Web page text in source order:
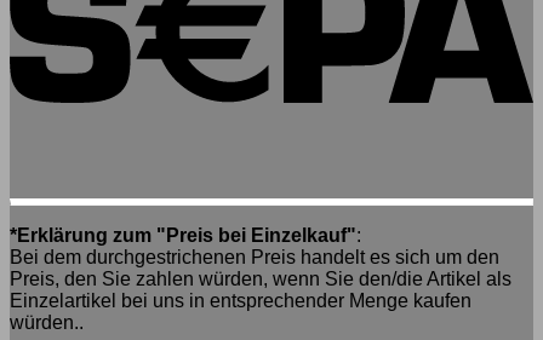
*Erklärung zum "Preis bei Einzelkauf":
Bei dem durchgestrichenen Preis handelt es sich um den
Preis, den Sie zahlen würden, wenn Sie den/die Artikel als
Einzelartikel bei uns in entsprechender Menge kaufen
würden..